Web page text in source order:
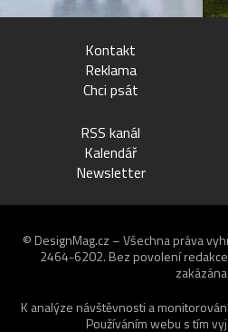
Kontakt
Reklama
Chci psát
RSS kanál
Kalendář
Newsletter
© DesignMag.cz – Všechna práva
2464-6202. Bez povolení
zakázána.
K analýze návštěvnosti a
Používáním webu s tím